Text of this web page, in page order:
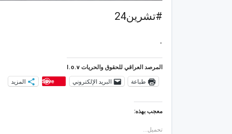
.
المرصد العراقي للحقوق والحريات I.o.v
طباعة البريد الإلكتروني Save المزيد
معجب بهذه:
تحميل...